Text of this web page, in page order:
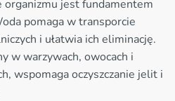
jest fundamentem
pomaga w transporcie
i ułatwia ich eliminację.
w warzywach, owocach i
wspomaga oczyszczanie jelit i